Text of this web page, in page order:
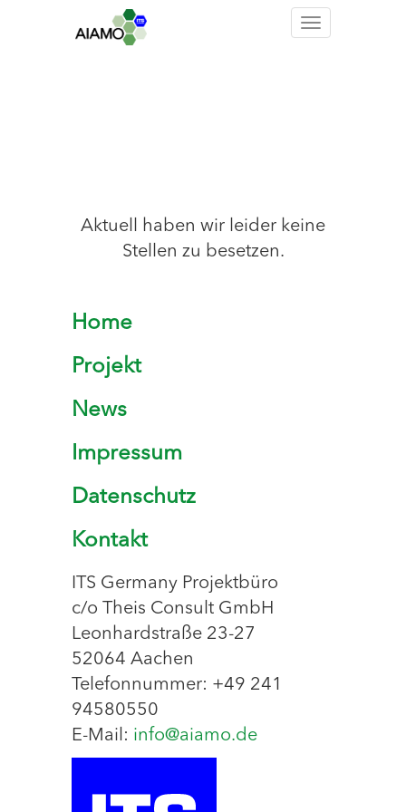
Toggle
Aktuell haben wir leider keine
Stellen zu besetzen.
Home
Projekt
News
Impressum
Datenschutz
Kontakt
ITS Germany Projektbüro
c/o Theis Consult GmbH
Leonhardstraße 23-27
52064 Aachen
Telefonnummer: +49 241
94580550
E-Mail: info@aiamo.de